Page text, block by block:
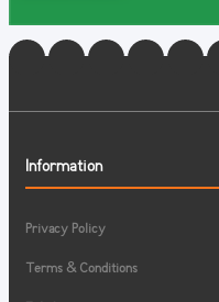
Information
Privacy Policy
Terms & Conditions